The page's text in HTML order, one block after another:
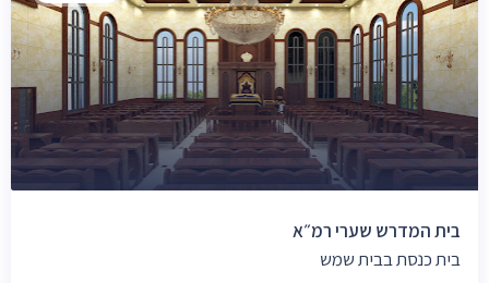
בית המדרש שערי רמ״א
בית כנסת בבית שמש